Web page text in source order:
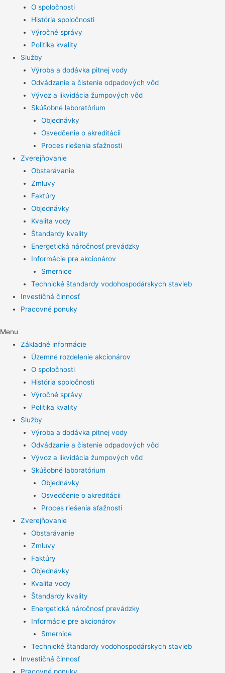
O spoločnosti
História spoločnosti
Výročné správy
Politika kvality
Služby
Výroba a dodávka pitnej vody
Odvádzanie a čistenie odpadových vôd
Vývoz a likvidácia žumpových vôd
Skúšobné laboratórium
Objednávky
Osvedčenie o akreditácii
Proces riešenia sťažnosti
Zverejňovanie
Obstarávanie
Zmluvy
Faktúry
Objednávky
Kvalita vody
Štandardy kvality
Energetická náročnosť prevádzky
Informácie pre akcionárov
Smernice
Technické štandardy vodohospodárskych stavieb
Investičná činnosť
Pracovné ponuky
Menu
Základné informácie
Územné rozdelenie akcionárov
O spoločnosti
História spoločnosti
Výročné správy
Politika kvality
Služby
Výroba a dodávka pitnej vody
Odvádzanie a čistenie odpadových vôd
Vývoz a likvidácia žumpových vôd
Skúšobné laboratórium
Objednávky
Osvedčenie o akreditácii
Proces riešenia sťažnosti
Zverejňovanie
Obstarávanie
Zmluvy
Faktúry
Objednávky
Kvalita vody
Štandardy kvality
Energetická náročnosť prevádzky
Informácie pre akcionárov
Smernice
Technické štandardy vodohospodárskych stavieb
Investičná činnosť